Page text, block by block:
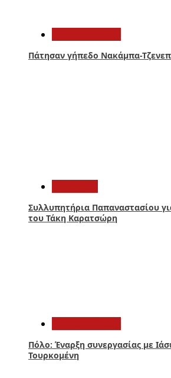
Πάτησαν γήπεδο Νακάμπα-
Συλλυπητήρια Παπαναστασίου
του Τάκη Καρατσώρη
Πόλο: Έναρξη συνεργασίας με
Τουρκομένη